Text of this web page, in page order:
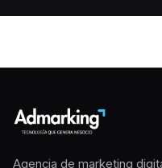
Agencia de marketing